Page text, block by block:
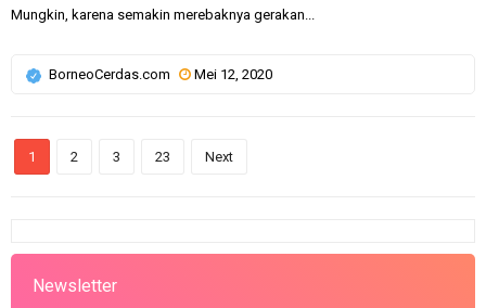
Mungkin, karena semakin merebaknya gerakan...
BorneoCerdas.com Mei 12, 2020
1 2 3 23 Next
Newsletter